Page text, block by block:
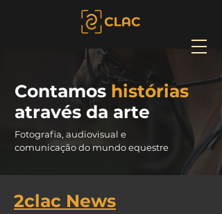
Contamos histórias
através da arte
Fotografia, audiovisual e
comunicação do mundo equestre
2clac News